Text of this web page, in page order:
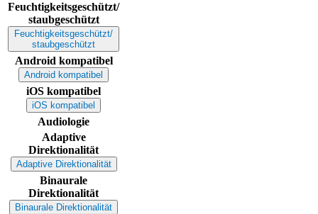
Feuchtigkeitsgeschützt/
staubgeschützt
Feuchtigkeitsgeschützt/
staubgeschützt
Android kompatibel
Android kompatibel
iOS kompatibel
iOS kompatibel
Audiologie
Adaptive
Direktionalität
Adaptive Direktionalität
Binaurale
Direktionalität
Binaurale Direktionalität